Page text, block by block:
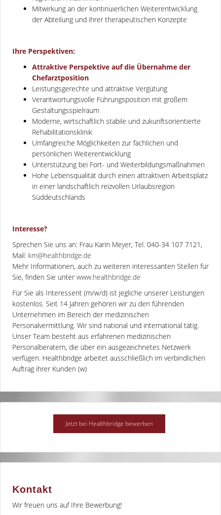
Mitwirkung an der kontinuierlichen Weiterentwicklung
der Abteilung und ihrer therapeutischen Konzepte
Ihre Perspektiven:
Attraktive Perspektive auf die Übernahme der
Chefarztposition
Leistungsgerechte und attraktive Vergütung
Verantwortungsvolle Führungsposition mit großem
Gestaltungsspielraum
Moderne, wirtschaftlich stabile und zukunftsorientierte
Rehabilitationsklinik
Umfangreiche Möglichkeiten zur fachlichen und
persönlichen Weiterentwicklung
Unterstützung bei Fort- und Weiterbildungsmaßnahmen
Hohe Lebensqualität durch einen attraktiven Arbeitsplatz
in einer landschaftlich reizvollen Urlaubsregion
Süddeutschlands
Interesse?
Sprechen Sie uns an: Frau Karin Meyer, Tel. 040-34 107 7121,
Mail: km@healthbridge.de
Mehr Informationen, auch zu weiteren interessanten Stellen für
Sie, finden Sie unter www.healthbridge.de
Für Sie als Interessent (m/w/d) ist jegliche unserer Leistungen
kostenlos. Seit 14 Jahren gehören wir zu den führenden
Unternehmen im Bereich der medizinischen
Personalvermittlung. Wir sind national und international tätig.
Unser Team besteht aus erfahrenen medizinischen
Personalberatern, die über ein ausgezeichnetes Netzwerk
verfügen. Healthbridge arbeitet ausschließlich im verbindlichen
Auftrag ihrer Kunden (w)
Kontakt
Wir freuen uns auf Ihre Bewerbung!